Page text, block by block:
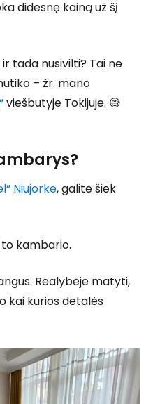
didesnę kainą už šį
tada nusivilti? Tai ne
– žr. mano
viešbutyje Tokijuje. 😅
Niujorke, galite šiek
kambario.
Realybėje matyti,
kai kurios detalės